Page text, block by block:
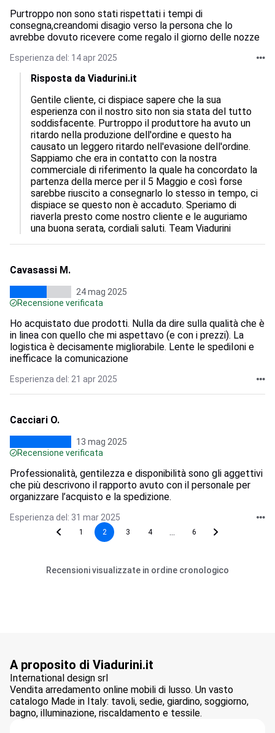
Purtroppo non sono stati rispettati i tempi di
consegna,creandomi disagio verso la persona che lo
avrebbe dovuto ricevere come regalo il giorno delle nozze
Esperienza del: 14 apr 2025
Risposta da Viadurini.it
Gentile cliente, ci dispiace sapere che la sua
esperienza con il nostro sito non sia stata del tutto
soddisfacente. Purtroppo il produttore ha avuto un
ritardo nella produzione dell'ordine e questo ha
causato un leggero ritardo nell'evasione dell'ordine.
Sappiamo che era in contatto con la nostra
commerciale di riferimento la quale ha concordato la
partenza della merce per il 5 Maggio e così forse
sarebbe riuscito a consegnarlo lo stesso in tempo, ci
dispiace se questo non è accaduto. Speriamo di
riaverla presto come nostro cliente e le auguriamo
una buona serata, cordiali saluti. Team Viadurini
Cavasassi M.
24 mag 2025
Recensione verificata
Ho acquistato due prodotti. Nulla da dire sulla qualità che è
in linea con quello che mi aspettavo (e con i prezzi). La
logistica è decisamente migliorabile. Lente le spediIoni e
inefficace la comunicazione
Esperienza del: 21 apr 2025
Cacciari O.
13 mag 2025
Recensione verificata
Professionalità, gentilezza e disponibilità sono gli aggettivi
che più descrivono il rapporto avuto con il personale per
organizzare l’acquisto e la spedizione.
Esperienza del: 31 mar 2025
1 2 3 4 6
Recensioni visualizzate in ordine cronologico
A proposito di Viadurini.it
International design srl
Vendita arredamento online mobili di lusso. Un vasto
catalogo Made in Italy: tavoli, sedie, giardino, soggiorno,
bagno, illuminazione, riscaldamento e tessile.